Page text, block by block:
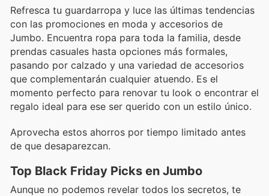
Refresca tu guardarropa y luce las últimas tendencias
con las promociones en moda y accesorios de
Jumbo. Encuentra ropa para toda la familia, desde
prendas casuales hasta opciones más formales,
pasando por calzado y una variedad de accesorios
que complementarán cualquier atuendo. Es el
momento perfecto para renovar tu look o encontrar el
regalo ideal para ese ser querido con un estilo único.
Aprovecha estos ahorros por tiempo limitado antes
de que desaparezcan.
Top Black Friday Picks en Jumbo
Aunque no podemos revelar todos los secretos, te